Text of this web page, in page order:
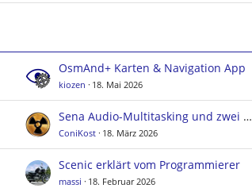
OsmAnd+ Karten & Navigation App
kiozen 18. Mai 2026
Sena Audio-Multitasking und zwei A2DP-Quellen?
ConiKost 18. März 2026
Scenic erklärt vom Programmierer
massi 18. Februar 2026